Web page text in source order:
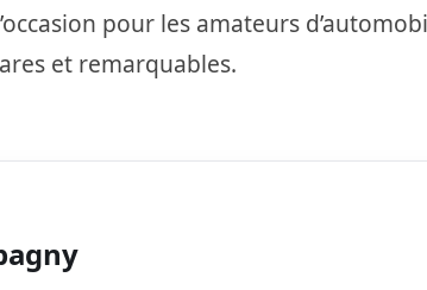
pour les amateurs
et remarquables.